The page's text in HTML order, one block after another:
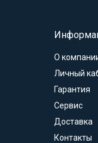
О
Личный
Гарантия
Сервис
Доставка
Контакты